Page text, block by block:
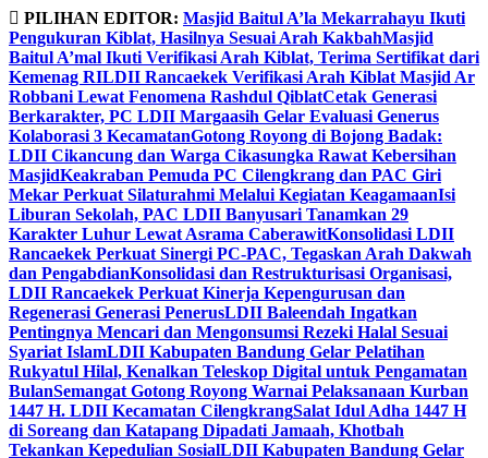
Skip
to
content
PILIHAN EDITOR: Masjid Baitul A’la Mekarrahayu Ikuti
Pengukuran Kiblat, Hasilnya Sesuai Arah KakbahMasjid
Baitul A’mal Ikuti Verifikasi Arah Kiblat, Terima Sertifikat dari
Kemenag RILDII Rancaekek Verifikasi Arah Kiblat Masjid Ar
Robbani Lewat Fenomena Rashdul QiblatCetak Generasi
Berkarakter, PC LDII Margaasih Gelar Evaluasi Generus
Kolaborasi 3 KecamatanGotong Royong di Bojong Badak:
LDII Cikancung dan Warga Cikasungka Rawat Kebersihan
MasjidKeakraban Pemuda PC Cilengkrang dan PAC Giri
Mekar Perkuat Silaturahmi Melalui Kegiatan KeagamaanIsi
Liburan Sekolah, PAC LDII Banyusari Tanamkan 29
Karakter Luhur Lewat Asrama CaberawitKonsolidasi LDII
Rancaekek Perkuat Sinergi PC-PAC, Tegaskan Arah Dakwah
dan PengabdianKonsolidasi dan Restrukturisasi Organisasi,
LDII Rancaekek Perkuat Kinerja Kepengurusan dan
Regenerasi Generasi PenerusLDII Baleendah Ingatkan
Pentingnya Mencari dan Mengonsumsi Rezeki Halal Sesuai
Syariat IslamLDII Kabupaten Bandung Gelar Pelatihan
Rukyatul Hilal, Kenalkan Teleskop Digital untuk Pengamatan
BulanSemangat Gotong Royong Warnai Pelaksanaan Kurban
1447 H. LDII Kecamatan CilengkrangSalat Idul Adha 1447 H
di Soreang dan Katapang Dipadati Jamaah, Khotbah
Tekankan Kepedulian SosialLDII Kabupaten Bandung Gelar